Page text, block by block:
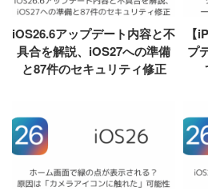
iOS26.6アップデート内容と不
具合を解説、iOS27への準備
と87件のセキュリティ修正
【
プ